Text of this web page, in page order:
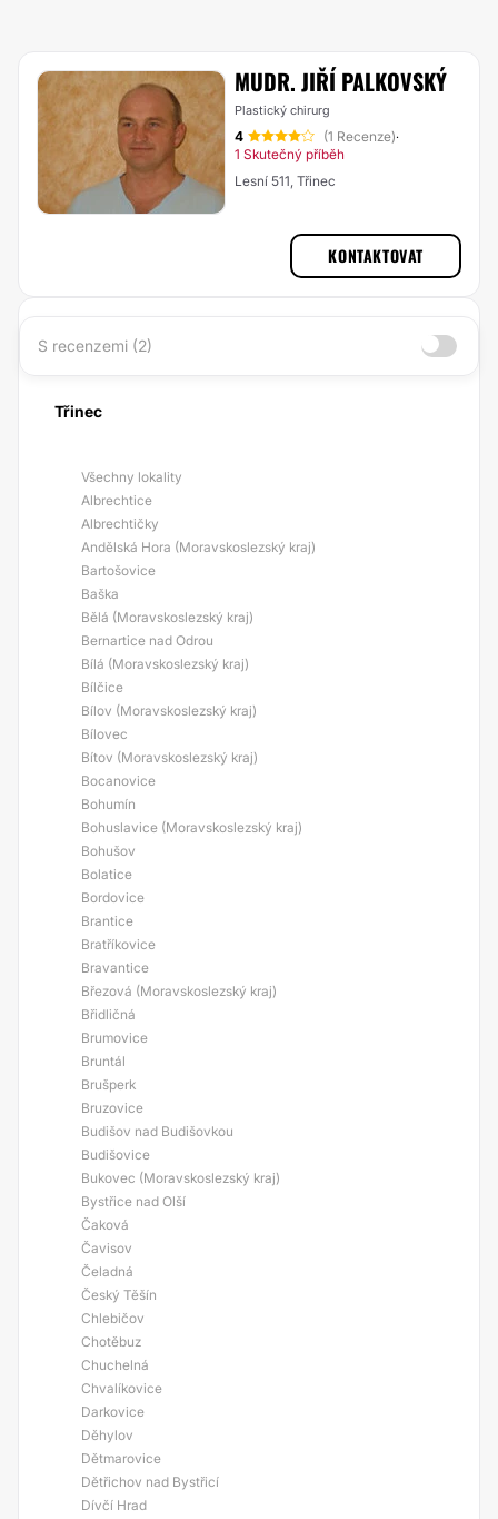
MUDR. JIŘÍ PALKOVSKÝ
Plastický chirurg
4 (1 Recenze)·
1 Skutečný příběh
Lesní 511, Třinec
KONTAKTOVAT
S recenzemi (2)
Třinec
Všechny lokality
Albrechtice
Albrechtičky
Andělská Hora (Moravskoslezský kraj)
Bartošovice
Baška
Bělá (Moravskoslezský kraj)
Bernartice nad Odrou
Bílá (Moravskoslezský kraj)
Bílčice
Bílov (Moravskoslezský kraj)
Bílovec
Bítov (Moravskoslezský kraj)
Bocanovice
Bohumín
Bohuslavice (Moravskoslezský kraj)
Bohušov
Bolatice
Bordovice
Brantice
Bratříkovice
Bravantice
Březová (Moravskoslezský kraj)
Břidličná
Brumovice
Bruntál
Brušperk
Bruzovice
Budišov nad Budišovkou
Budišovice
Bukovec (Moravskoslezský kraj)
Bystřice nad Olší
Čaková
Čavisov
Čeladná
Český Těšín
Chlebičov
Chotěbuz
Chuchelná
Chvalíkovice
Darkovice
Děhylov
Dětmarovice
Dětřichov nad Bystřicí
Dívčí Hrad